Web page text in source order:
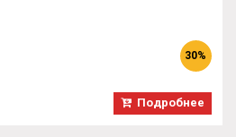
30%
Подробнее